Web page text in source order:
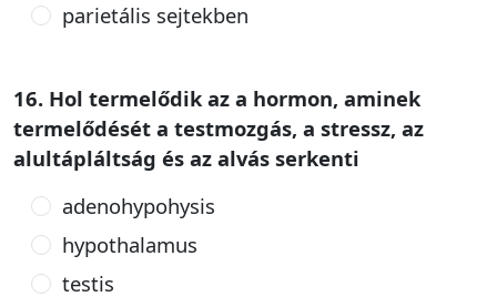
parietális sejtekben
16. Hol termelődik az a hormon, aminek
termelődését a testmozgás, a stressz, az
alultápláltság és az alvás serkenti
adenohypohysis
hypothalamus
testis